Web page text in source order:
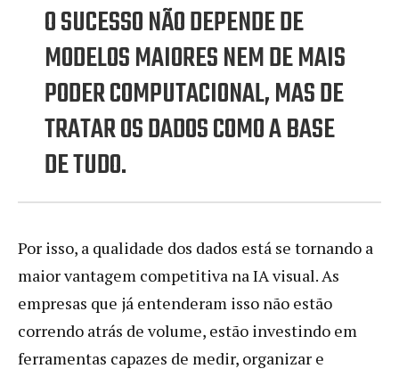
O SUCESSO NÃO DEPENDE DE
MODELOS MAIORES NEM DE MAIS
PODER COMPUTACIONAL, MAS DE
TRATAR OS DADOS COMO A BASE
DE TUDO.
Por isso, a qualidade dos dados está se tornando a
maior vantagem competitiva na IA visual. As
empresas que já entenderam isso não estão
correndo atrás de volume, estão investindo em
ferramentas capazes de medir, organizar e